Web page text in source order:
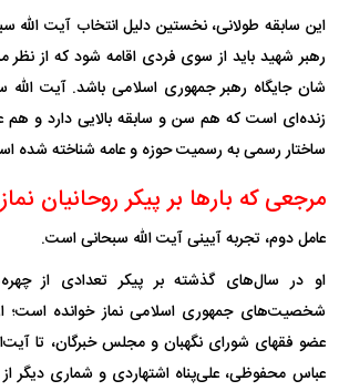
این سابقه طولانی، نخستین دلیل انتخاب آیت الله
رهبر شهید باید از سوی فردی اقامه شود که از نظر
شان جایگاه رهبر جمهوری اسلامی باشد. آیت الله
زنده‌ای است که هم سن و سابقه بالایی دارد و هم
ساختار رسمی به رسمیت حوزه و عامه شناخته شده
مرجعی که بارها بر پیکر روحانیان
عامل دوم، تجربه آیینی آیت الله سبحانی است.
او در سال‌های گذشته بر پیکر تعدادی از
شخصیت‌های جمهوری اسلامی نماز خوانده است؛
عضو فقهای شورای نگهبان و مجلس خبرگان، تا
عباس محفوظی، علی‌پناه اشتهاردی و شماری دیگر